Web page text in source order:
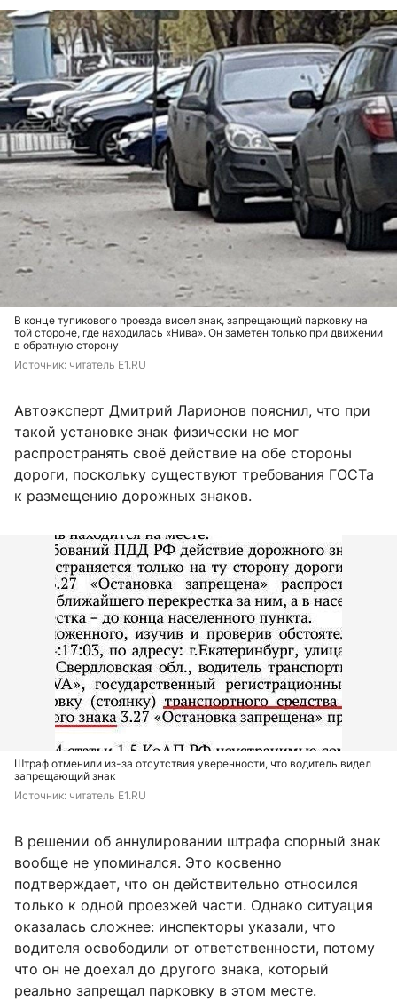
В конце тупикового проезда висел знак, запрещающий парковку на
той стороне, где находилась «Нива». Он заметен только при движении
в обратную сторону
Источник: читатель E1.RU
Автоэксперт Дмитрий Ларионов пояснил, что при
такой установке знак физически не мог
распространять своё действие на обе стороны
дороги, поскольку существуют требования ГОСТа
к размещению дорожных знаков.
Штраф отменили из-за отсутствия уверенности, что водитель видел
запрещающий знак
Источник: читатель E1.RU
В решении об аннулировании штрафа спорный знак
вообще не упоминался. Это косвенно
подтверждает, что он действительно относился
только к одной проезжей части. Однако ситуация
оказалась сложнее: инспекторы указали, что
водителя освободили от ответственности, потому
что он не доехал до другого знака, который
реально запрещал парковку в этом месте.